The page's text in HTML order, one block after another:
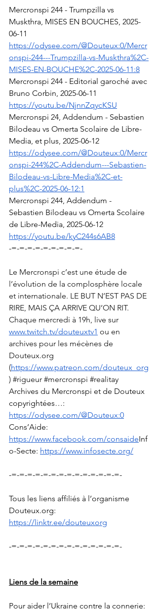
Mercronspi 244 - Trumpzilla vs
Muskthra, MISES EN BOUCHES, 2025-
06-11
https://odysee.com/@Douteux:0/Mercr
onspi-244---Trumpzilla-vs-Muskthra%2C-
MISES-EN-BOUCHE%2C-2025-06-11:8
Mercronspi 244 - Editorial garoché avec
Bruno Corbin, 2025-06-11
https://youtu.be/NjnnZqycKSU
Mercronspi 24, Addendum - Sebastien
Bilodeau vs Omerta Scolaire de Libre-
Media, et plus, 2025-06-12
https://odysee.com/@Douteux:0/Mercr
onspi-244%2C-Addendum---Sebastien-
Bilodeau-vs-Libre-Media%2C-et-
plus%2C-2025-06-12:1
Mercronspi 244, Addendum -
Sebastien Bilodeau vs Omerta Scolaire
de Libre-Media, 2025-06-12
https://youtu.be/kyC244s6AB8
-=-=-=-=-=-=-=-=-=-
Le Mercronspi c’est une étude de
l’évolution de la complosphère locale
et internationale. LE BUT N’EST PAS DE
RIRE, MAIS ÇA ARRIVE QU’ON RIT.
Chaque mercredi à 19h, live sur
www.twitch.tv/douteuxtv1 ou en
archives pour les mécènes de
Douteux.org
(https://www.patreon.com/douteux_org
) #rigueur #mercronspi #realitay
Archives du Mercronspi et de Douteux
copyrightées…:
https://odysee.com/@Douteux:0
Cons’Aide:
https://www.facebook.com/consaideInf
o-Secte: https://www.infosecte.org/
-=-=-=-=-=-=-=-=-=-=-=-=-=-=-
Tous les liens affiliés à l’organisme
Douteux.org:
https://linktr.ee/douteuxorg
-=-=-=-=-=-=-=-=-=-=-=-=-=-=-
Liens de la semaine
Pour aider l’Ukraine contre la connerie: